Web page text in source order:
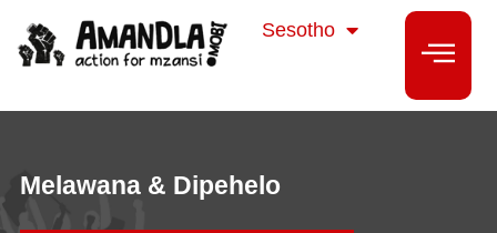
Sesotho
isiXhosa
Melawana & Dipehelo